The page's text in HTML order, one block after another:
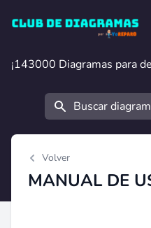
Club de Diagramas
¡143000 Diagramas para
¡143000 Diagramas para
Buscar
Volver
MANUAL DE